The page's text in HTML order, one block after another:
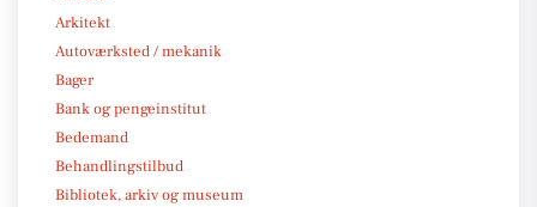
Arkitekt
Autoværksted / mekanik
Bager
Bank og pengeinstitut
Bedemand
Behandlingstilbud
Bibliotek, arkiv og museum